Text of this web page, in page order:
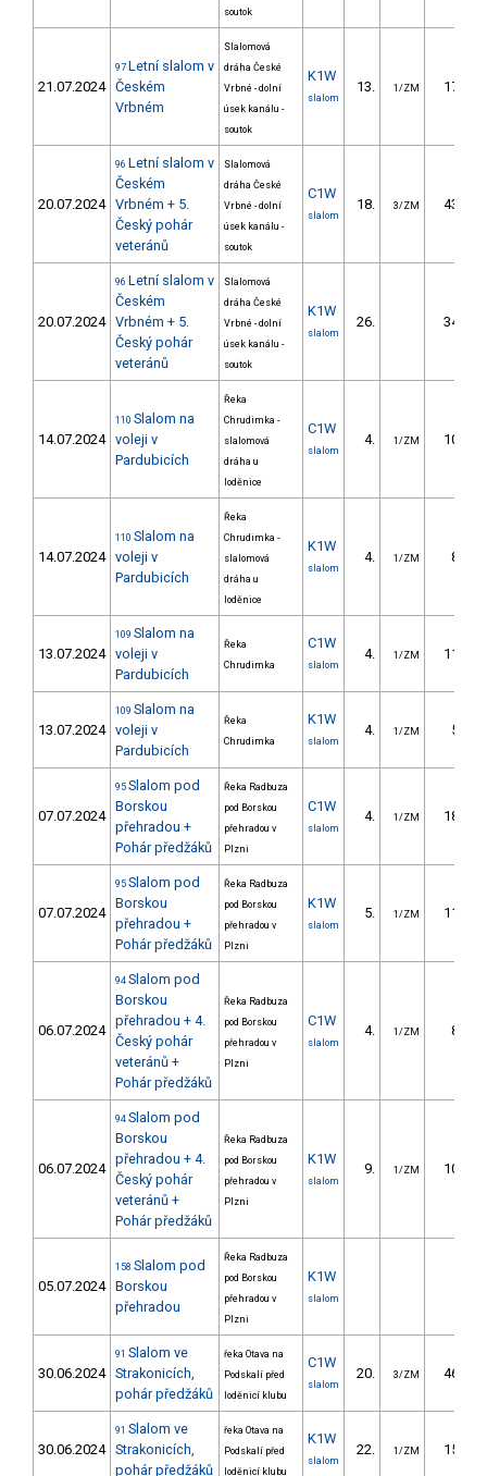
soutok
21.07.2024
97 Letní slalom v
Českém
Vrbném
Slalomová
dráha České
Vrbné - dolní
úsek kanálu -
soutok
K1W
slalom
13. 1/ZM 17.34
20.07.2024
96 Letní slalom v
Českém
Vrbném + 5.
Český pohár
veteránů
Slalomová
dráha České
Vrbné - dolní
úsek kanálu -
soutok
C1W
slalom
18. 3/ZM 43.38
20.07.2024
96 Letní slalom v
Českém
Vrbném + 5.
Český pohár
veteránů
Slalomová
dráha České
Vrbné - dolní
úsek kanálu -
soutok
K1W
slalom
26. 34.60
14.07.2024
110 Slalom na
voleji v
Pardubicích
Řeka
Chrudimka -
slalomová
dráha u
loděnice
C1W
slalom
4. 1/ZM 10.18
14.07.2024
110 Slalom na
voleji v
Pardubicích
Řeka
Chrudimka -
slalomová
dráha u
loděnice
K1W
slalom
4. 1/ZM 8.22
13.07.2024
109 Slalom na
voleji v
Pardubicích
Řeka
Chrudimka
C1W
slalom
4. 1/ZM 11.96
13.07.2024
109 Slalom na
voleji v
Pardubicích
Řeka
Chrudimka
K1W
slalom
4. 1/ZM 5.23
07.07.2024
95 Slalom pod
Borskou
přehradou +
Pohár předžáků
Řeka Radbuza
pod Borskou
přehradou v
Plzni
C1W
slalom
4. 1/ZM 18.43
07.07.2024
95 Slalom pod
Borskou
přehradou +
Pohár předžáků
Řeka Radbuza
pod Borskou
přehradou v
Plzni
K1W
slalom
5. 1/ZM 11.38
06.07.2024
94 Slalom pod
Borskou
přehradou + 4.
Český pohár
veteránů +
Pohár předžáků
Řeka Radbuza
pod Borskou
přehradou v
Plzni
C1W
slalom
4. 1/ZM 8.43
06.07.2024
94 Slalom pod
Borskou
přehradou + 4.
Český pohár
veteránů +
Pohár předžáků
Řeka Radbuza
pod Borskou
přehradou v
Plzni
K1W
slalom
9. 1/ZM 10.53
05.07.2024
158 Slalom pod
Borskou
přehradou
Řeka Radbuza
pod Borskou
přehradou v
Plzni
K1W
slalom
30.06.2024
91 Slalom ve
Strakonicích,
pohár předžáků
řeka Otava na
Podskalí před
loděnicí klubu
C1W
slalom
20. 3/ZM 46.69
30.06.2024
91 Slalom ve
Strakonicích,
pohár předžáků
řeka Otava na
Podskalí před
loděnicí klubu
K1W
slalom
22. 1/ZM 15.71